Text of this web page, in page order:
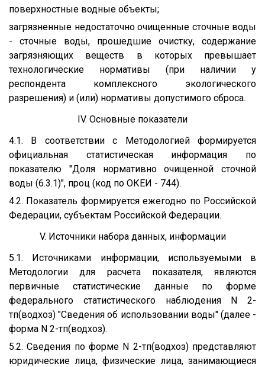
поверхностные водные объекты;
загрязненные недостаточно очищенные сточные воды
- сточные воды, прошедшие очистку, содержание
загрязняющих веществ в которых превышает
технологические нормативы (при наличии у
респондента комплексного экологического
разрешения) и (или) нормативы допустимого сброса.
IV. Основные показатели
4.1. В соответствии с Методологией формируется
официальная статистическая информация по
показателю "Доля нормативно очищенной сточной
воды (6.3.1)", проц (код по ОКЕИ - 744).
4.2. Показатель формируется ежегодно по Российской
Федерации, субъектам Российской Федерации.
V. Источники набора данных, информации
5.1. Источниками информации, используемыми в
Методологии для расчета показателя, являются
первичные статистические данные по форме
федерального статистического наблюдения N 2-
тп(водхоз) "Сведения об использовании воды" (далее -
форма N 2-тп(водхоз).
5.2. Сведения по форме N 2-тп(водхоз) представляют
юридические лица, физические лица, занимающиеся